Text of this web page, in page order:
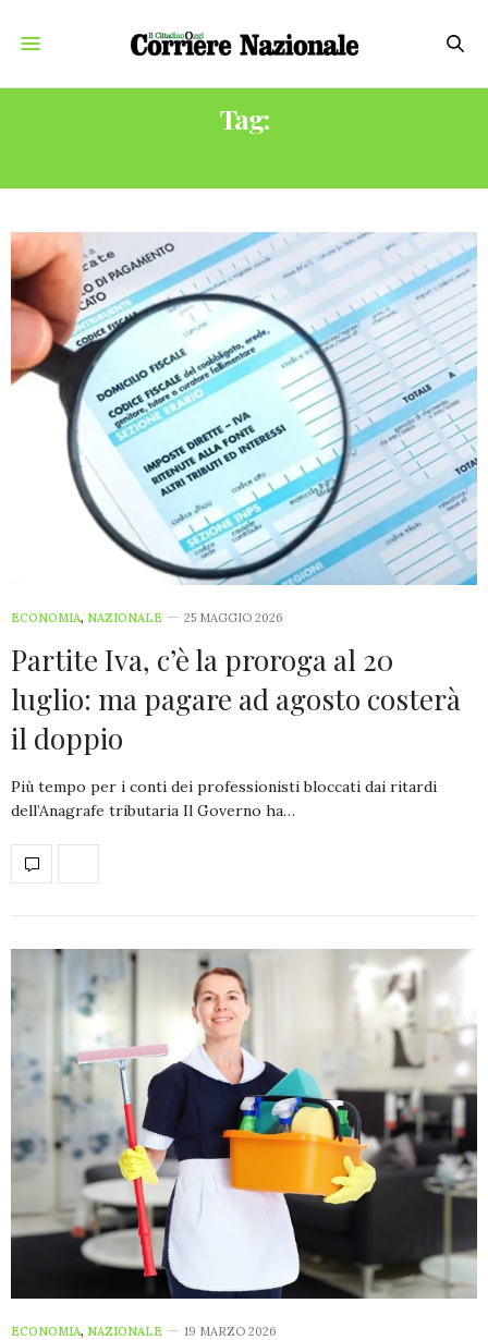
Tag:
ECONOMIA, NAZIONALE 25 MAGGIO 2026
Partite Iva, c’è la proroga al 20
luglio: ma pagare ad agosto costerà
il doppio
Più tempo per i conti dei professionisti bloccati dai ritardi
dell’Anagrafe tributaria Il Governo ha…
ECONOMIA, NAZIONALE 19 MARZO 2026